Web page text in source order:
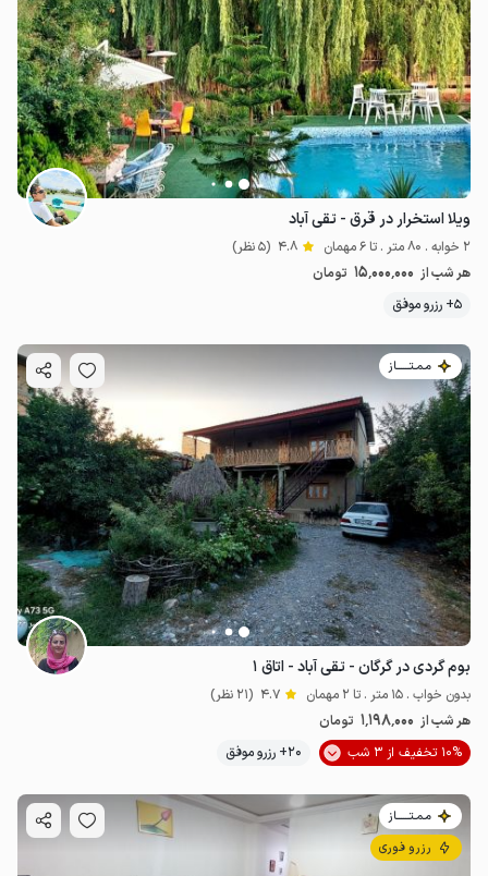
ویلا استخرار در قرق - تقی آباد
2 خوابه . 80 متر . تا 6 مهمان 4.8 (5 نظر)
هر شب از 15٬000٬000 تومان
5+ رزرو موفق
مـمـتــــــاز
بوم گردی در گرگان - تقی آباد - اتاق ۱
بدون خواب . 15 متر . تا 2 مهمان 4.7 (21 نظر)
هر شب از 1٬198٬000 تومان
10% تخفیف از 3 شب
20+ رزرو موفق
مـمـتــــــاز
رزرو فوری